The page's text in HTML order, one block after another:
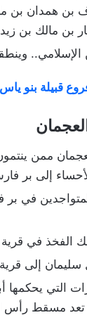
بن همدان بن
بن مالك بن
الإسلامي..
قبيلة بنو
ممن
إلى بر
في بر
الفخذ في
سليمان إلى قرية
التي يحكمها
مسقط رأس